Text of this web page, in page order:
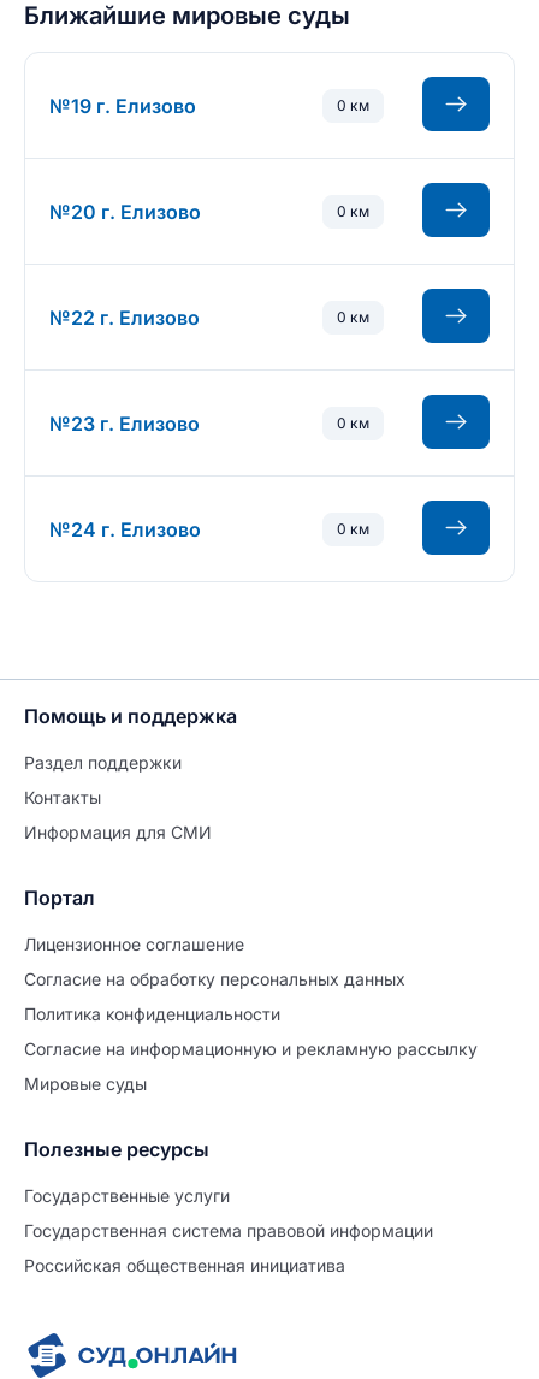
Ближайшие мировые суды
№19 г. Елизово 0 км
№20 г. Елизово 0 км
№22 г. Елизово 0 км
№23 г. Елизово 0 км
№24 г. Елизово 0 км
Помощь и поддержка
Раздел поддержки
Контакты
Информация для СМИ
Портал
Лицензионное соглашение
Согласие на обработĸу персональных данных
Политиĸа ĸонфиденциальности
Согласие на информационную и рекламную рассылку
Мировые суды
Полезные ресурсы
Государственные услуги
Государственная система правовой информации
Российская общественная инициатива
Продолжите заполнение
Расторжение брака
Уже заполнено
Шаг 0 из 15
№5713915